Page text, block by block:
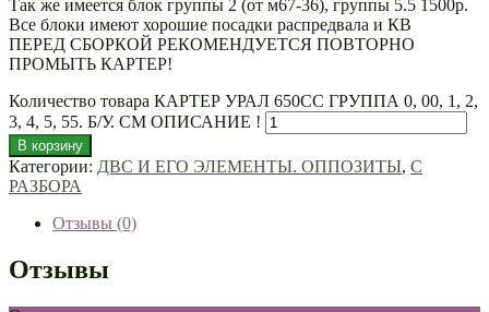
Так же имеется блок группы 2 (от м67-36), группы 5.5 1500р.
Все блоки имеют хорошие посадки распредвала и КВ
ПЕРЕД СБОРКОЙ РЕКОМЕНДУЕТСЯ ПОВТОРНО
ПРОМЫТЬ КАРТЕР!
Количество товара КАРТЕР УРАЛ 650СС ГРУППА 0, 00, 1, 2,
3, 4, 5, 55. Б/У. СМ ОПИСАНИЕ !
В корзину
Категории: ДВС И ЕГО ЭЛЕМЕНТЫ. ОППОЗИТЫ, С
РАЗБОРА
Отзывы (0)
Отзывы